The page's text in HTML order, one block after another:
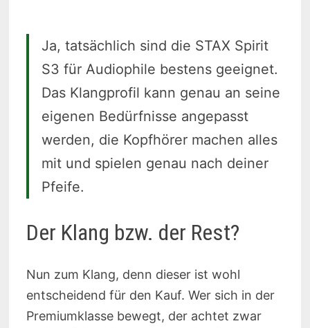
Ja, tatsächlich sind die STAX Spirit
S3 für Audiophile bestens geeignet.
Das Klangprofil kann genau an seine
eigenen Bedürfnisse angepasst
werden, die Kopfhörer machen alles
mit und spielen genau nach deiner
Pfeife.
Der Klang bzw. der Rest?
Nun zum Klang, denn dieser ist wohl
entscheidend für den Kauf. Wer sich in der
Premiumklasse bewegt, der achtet zwar